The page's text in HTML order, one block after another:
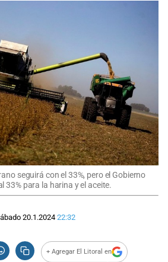
seguirá con el 33%, pero el Gobierno
33% para la harina y el aceite.
20.1.2024 22:32
+ Agregar El Litoral en